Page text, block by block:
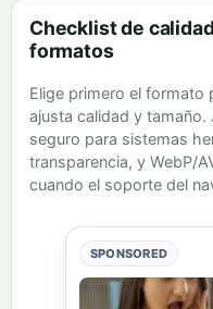
Checklist de
formatos
Elige primero el
ajusta calidad y tamaño.
seguro para sistemas
transparencia, y WebP/
cuando el soporte del
SPONSORED